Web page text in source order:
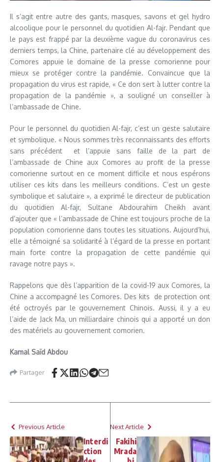
Il s’agit entre autre des gants, masques, savons et gel hydro
alcoolique pour le personnel du quotidien Al-fajr. Pendant que
le pays est frappé par la deuxième vague du coronavirus ces
derniers temps, la Chine, partenaire clé au développement des
Comores appuie le domaine de la presse comorienne pour
mieux se protéger contre la pandémie. Convaincue que la
propagation du virus est rapide, « Ce don sert à lutter contre la
propagation de la pandémie », a souligné un conseiller à
l’ambassade de Chine.
Pour le personnel du quotidien Al-fajr, c’est un geste salutaire
et symbolique. « Nous sommes très reconnaissants des efforts
sans précédent et l’appuie sans faille de la part de
l’ambassade de Chine aux Comores au profit de la presse
comorienne surtout en ce moment difficile et nous espérons
utiliser ces kits dans les meilleurs conditions. C’est un geste
symbolique et salutaire », a exprimé le directeur de publication
du quotidien Al-fajr, Sultane Abdourahim Cheikh avant
d’ajouter que « l’ambassade de Chine est toujours proche de la
population comorienne dans toutes les situations. Aujourd’hui,
elle a témoigné sa solidarité à l’égard de la presse en portant
main forte contre la propagation de cette pandémie qui
ravage notre pays ».
Rappelons que dès l’apparition de la covid-19 aux Comores, la
Chine a accompagné les Comores. Des kits de protection ont
été octroyés par le gouvernement Chinois. Aussi, il y a eu
l’aide de Jack Ma, un milliardaire chinois qui a apporté un don
des matériels au gouvernement comorien.
Kamal Saïd Abdou
Partager
Previous Article
Interdi
ction
Next Article
Fakihi
Mrada